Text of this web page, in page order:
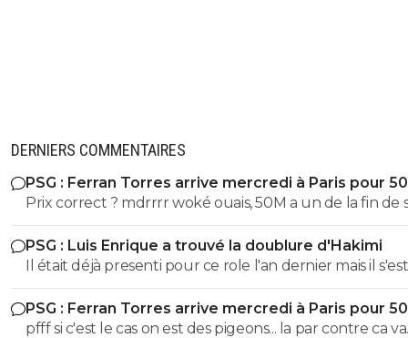
DERNIERS COMMENTAIRES
PSG : Ferran Torres arrive mercredi à Paris pour
Prix correct ? mdrrrr woké ouais, 50M a un de la fin de
contrat, la blague, venez pas pleurer quand je
sur Godts
PSG : Luis Enrique a trouvé la doublure d'Hakimi
Il était déjà presenti pour ce role l'an dernier mais il
l'épaule en juin 2025 avec l'EDF et ça a pourri sa 1ere
de saison. Espérons que ça colle cette fois ci
PSG : Ferran Torres arrive mercredi à Paris pour
pfff si c'est le cas on est des pigeons... la par contre ca va